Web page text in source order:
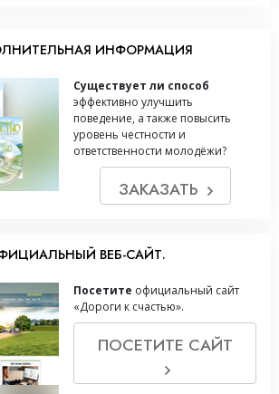
ИНФОРМАЦИЯ
Существует ли способ
эффективно улучшить
поведение, а также повысить
уровень честности и
ответственности молодёжи?
ЗАКАЗАТЬ
ВЕБ-САЙТ.
Посетите официальный сайт
«Дороги к счастью».
ПОСЕТИТЕ САЙТ